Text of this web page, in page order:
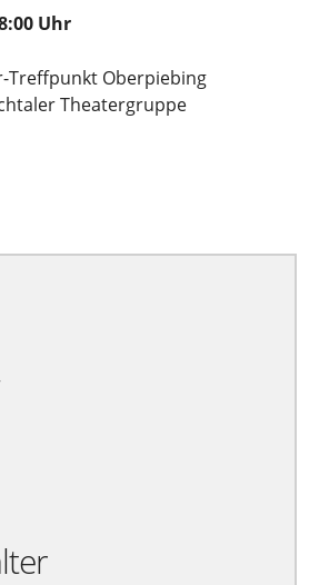
Uhr
Treffpunkt Oberpiebing
Theatergruppe